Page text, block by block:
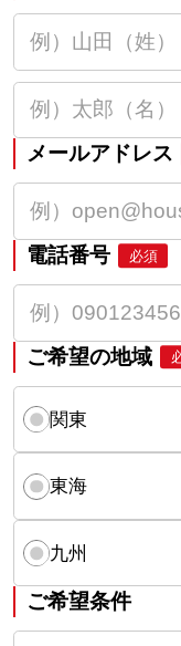
メールアドレス
電話番号 必須
ご希望の地域
関東
東海
九州
ご希望条件